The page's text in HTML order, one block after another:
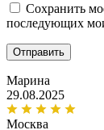
Сохранить
последующих
Марина
29.08.2025
Москва